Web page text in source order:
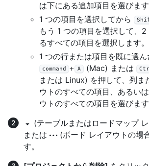
は下にある追加項目を選びます
1 つの項目を選択してから
もう 1 つの項目を選択して、
るすべての項目を選択します。
1 つの行または項目を既に選ん
command + A (Mac) または
または Linux) を押して、列ま
ウトのすべての項目、あるい
ウトのすべての項目を選びます
(テーブルまたはロードマップ
または
(ボード レイアウトの場
す。